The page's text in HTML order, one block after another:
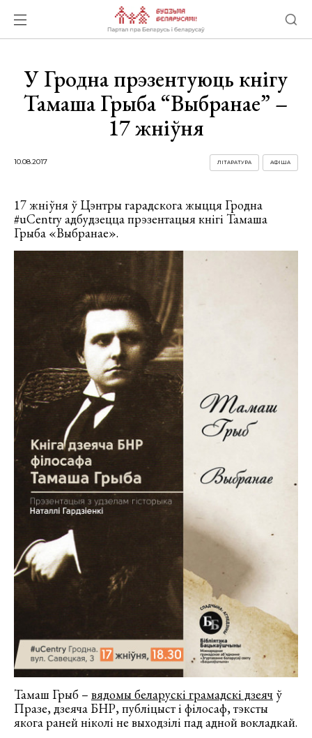
У Гродна прэзентуюць кнігу
Тамаша Грыба “Выбранае” –
17 жніўня
10.08.2017 АФІША
ЛІТАРАТУРА
17 жніўня ў Цэнтры гарадскога жыцця Гродна
#uCentry адбудзецца прэзентацыя кнігі Тамаша
Грыба «Выбранае».
Тамаш Грыб – вядомы беларускі грамадскі дзеяч ў
Празе, дзеяча БНР, публіцыст і філосаф, тэксты
якога раней ніколі не выходзілі пад адной вокладкай.